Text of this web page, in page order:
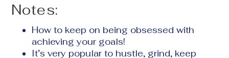
Notes:
How to keep on being obsessed with
achieving your goals!
It’s very popular to hustle, grind, keep